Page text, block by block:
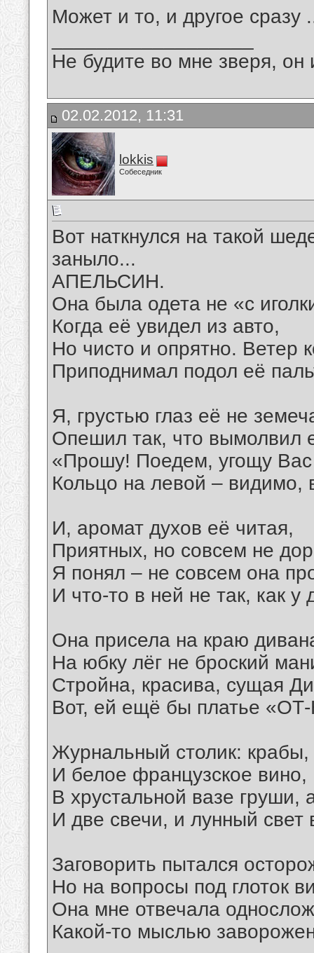
Может и то, и другое сразу
Не будите во мне зверя, он
02.02.2012, 11:31
lokkis
Собеседник
Вот наткнулся на такой
заныло...
АПЕЛЬСИН.
Она была одета не «с
Когда её увидел из авто,
Но чисто и опрятно. Ветер
Приподнимал подол её
Я, грустью глаз её не
Опешил так, что вымолвил
«Прошу! Поедем, угощу
Кольцо на левой – видимо,
И, аромат духов её читая,
Приятных, но совсем не
Я понял – не совсем она
И что-то в ней не так, как у
Она присела на краю
На юбку лёг не броский
Стройна, красива, сущая
Вот, ей ещё бы платье
Журнальный столик:
И белое французское вино,
В хрустальной вазе груши,
И две свечи, и лунный
Заговорить пытался
Но на вопросы под глоток
Она мне отвечала
Какой-то мыслью